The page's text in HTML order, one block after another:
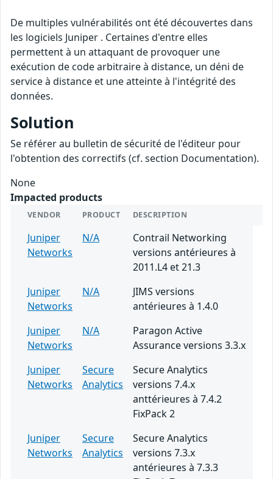
De multiples vulnérabilités ont été découvertes dans
les logiciels Juniper . Certaines d'entre elles
permettent à un attaquant de provoquer une
exécution de code arbitraire à distance, un déni de
service à distance et une atteinte à l'intégrité des
données.
Solution
Se référer au bulletin de sécurité de l'éditeur pour
l'obtention des correctifs (cf. section Documentation).
None
Impacted products
VENDOR PRODUCT DESCRIPTION
Juniper
Networks
N/A
Contrail Networking
versions antérieures à
2011.L4 et 21.3
Juniper
Networks
N/A
JIMS versions
antérieures à 1.4.0
Juniper
Networks
N/A
Paragon Active
Assurance versions 3.3.x
Juniper
Networks
Secure
Analytics
Secure Analytics
versions 7.4.x
anttérieures à 7.4.2
FixPack 2
Juniper
Networks
Secure
Analytics
Secure Analytics
versions 7.3.x
antérieures à 7.3.3